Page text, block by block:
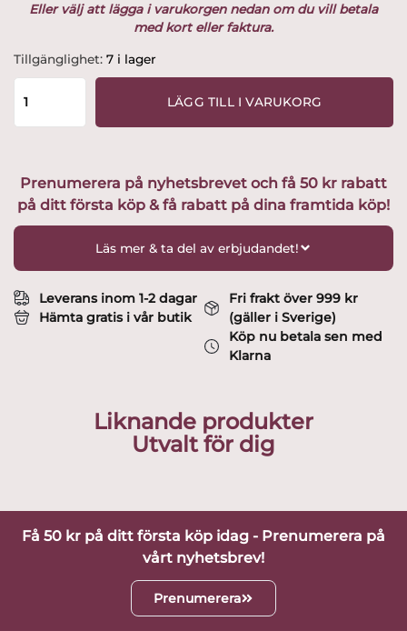
Eller välj att lägga i varukorgen nedan om du vill betala
med kort eller faktura.
Tillgänglighet: 7 i lager
Iittala
-
Niva
Dubbel
Tumbler
Design
LÄGG TILL I VARUKORG
Prenumerera på nyhetsbrevet och få 50 kr rabatt
på ditt första köp & få rabatt på dina framtida köp!
Läs mer & ta del av erbjudandet!
Leverans inom 1-2 dagar
Hämta gratis i vår butik
Fri frakt över 999 kr
(gäller i Sverige)
Köp nu betala sen med
Klarna
Liknande produkter
Utvalt för dig
Få 50 kr på ditt första köp idag - Prenumerera på
vårt nyhetsbrev!
Prenumerera